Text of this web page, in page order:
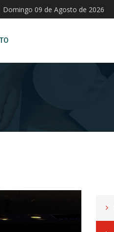
Domingo 09 de Agosto de 2026